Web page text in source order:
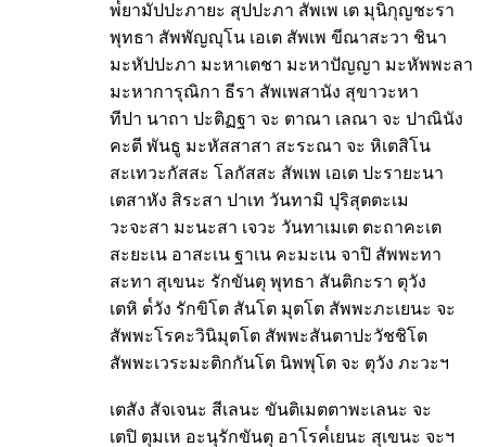
พ๎ยามัปปะภายะ สุปปะภา สัพเพ เต มุนิกุญชะรา
พุทธา สัพพัญญุโน เอเต สัพเพ ขีณาสะวา ชินา
มะหัปปะภา มะหาเตชา มะหาปัญญา มะหัพพะลา
มะหาการุณิกา ธีรา สัพเพสานัง สุขาวะหา
ทีปา นาถา ปะติฏฐา จะ ตาณา เลณา จะ ปาณินัง
คะตี พันธู มะหัสสาสา สะระณา จะ หิเตสิโน
สะเทวะกัสสะ โลกัสสะ สัพเพ เอเต ปะรายะนา
เตสาหัง สิระสา ปาเท วันทามิ ปุริสุตตะเม
วะจะสา มะนะสา เจวะ วันทาเมเต ตะถาคะเต
สะยะเน อาสะเน ฐาเน คะมะเน จาปิ สัพพะทา
สะทา สุเขนะ รักขันตุ พุทธา สันติกะรา ตุวัง
เตหิ ต๎วัง รักขิโต สันโต มุตโต สัพพะภะเยนะ จะ
สัพพะโรคะวินิมุตโต สัพพะสันตาปะวัชชิโต
สัพพะเวระมะติกกันโต นิพพุโต จะ ตุวัง ภะวะฯ
เตสัง สัจเจนะ สีเลนะ ขันติเมตตาพะเลนะ จะ
เตปิ ตุมเห อะนุรักขันตุ อาโรค๎เยนะ สุเขนะ จะฯ